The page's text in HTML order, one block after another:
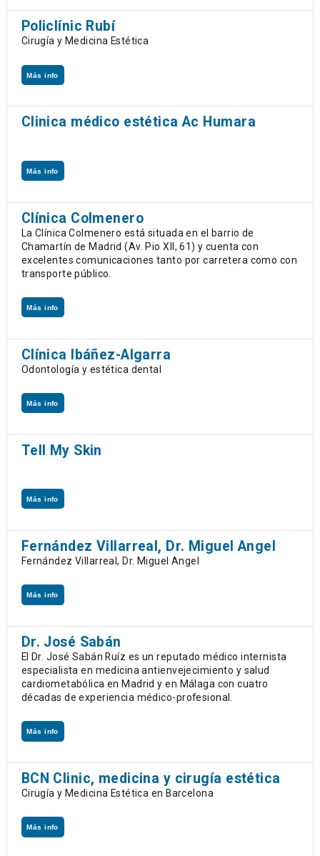
Policlínic Rubí
Cirugía y Medicina Estética
Más info
Clinica médico estética Ac Humara
Más info
Clínica Colmenero
La Clínica Colmenero está situada en el barrio de
Chamartín de Madrid (Av. Pio XII, 61) y cuenta con
excelentes comunicaciones tanto por carretera como con
transporte público.
Más info
Clínica Ibáñez-Algarra
Odontología y estética dental
Más info
Tell My Skin
Más info
Fernández Villarreal, Dr. Miguel Angel
Fernández Villarreal, Dr. Miguel Angel
Más info
Dr. José Sabán
El Dr. José Sabán Ruíz es un reputado médico internista
especialista en medicina antienvejecimiento y salud
cardiometabólica en Madrid y en Málaga con cuatro
décadas de experiencia médico-profesional.
Más info
BCN Clinic, medicina y cirugía estética
Cirugía y Medicina Estética en Barcelona
Más info